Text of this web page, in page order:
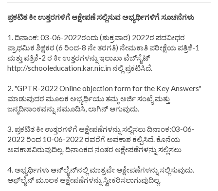
ಪ್ರಕಟಿತ ಕೀ ಉತ್ತರಗಳಿಗೆ ಆಕ್ಷೇಪಣೆ ಸಲ್ಲಿಸುವ ಅಭ್ಯರ್ಥಿಗಳಿಗೆ ಸೂಚನೆಗಳು
1. ದಿನಾಂಕ: 03-06-2022ರಂದು (ಶುಕ್ರವಾರ) 2022ರ ಪದವೀಧರ
ಪ್ರಾಥಮಿಕ ಶಿಕ್ಷಕರ (6 ರಿಂದ-8 ನೇ ತರಗತಿ) ನೇಮಕಾತಿ ಪರೀಕ್ಷೆಯ ಪತ್ರಿಕೆ-1
ಮತ್ತು ಪತ್ರಿಕೆ-2 ರ ಕೀ ಉತ್ತರಗಳನ್ನು ಇಲಾಖಾ ವೆಬ್‌ಸೈಟ್
http://schooleducation.kar.nic.in ನಲ್ಲಿ ಪ್ರಕಟಿಸಿದೆ.
2. "GPTR-2022 Online objection form for the Key Answers"
ಮಾಡುವುದರ ಮೂಲಕ ಅಭ್ಯರ್ಥಿಯು ತಮ್ಮ ಅರ್ಜಿ ಸಂಖ್ಯೆ ಮತ್ತು
ಜನ್ಮದಿನಾಂಕವನ್ನು ನಮೂದಿಸಿ, ಲಾಗಿನ್ ಆಗುವುದು.
3. ಪ್ರಕಟಿತ ಕೀ ಉತ್ತರಗಳಿಗೆ ಆಕ್ಷೇಪಣೆಗಳನ್ನು ಸಲ್ಲಿಸಲು ದಿನಾಂಕ:03-06-
2022 ರಿಂದ 10-06-2022 ರವರೆಗೆ ಅವಕಾಶ ಕಲ್ಪಿಸಿದೆ. ಕೊನೆಯ
ಅವಕಾಶವಿರುವುದಿಲ್ಲ. ದಿನಾಂಕದ ನಂತರ ಆಕ್ಷೇಪಣೆಗಳನ್ನು ಸಲ್ಲಿಸಲು
4. ಅಭ್ಯರ್ಥಿಗಳು ಆನ್‌ಲೈನ್‌ನಲ್ಲಿ ಮಾತ್ರವೇ ಆಕ್ಷೇಪಣೆಗಳನ್ನು ಸಲ್ಲಿಸುವುದು.
ಆಫ್‌ಲೈನ್ ಮೂಲಕ ಆಕ್ಷೇಪಣೆಗಳನ್ನು ಸ್ವೀಕರಿಸಲಾಗುವುದಿಲ್ಲ.